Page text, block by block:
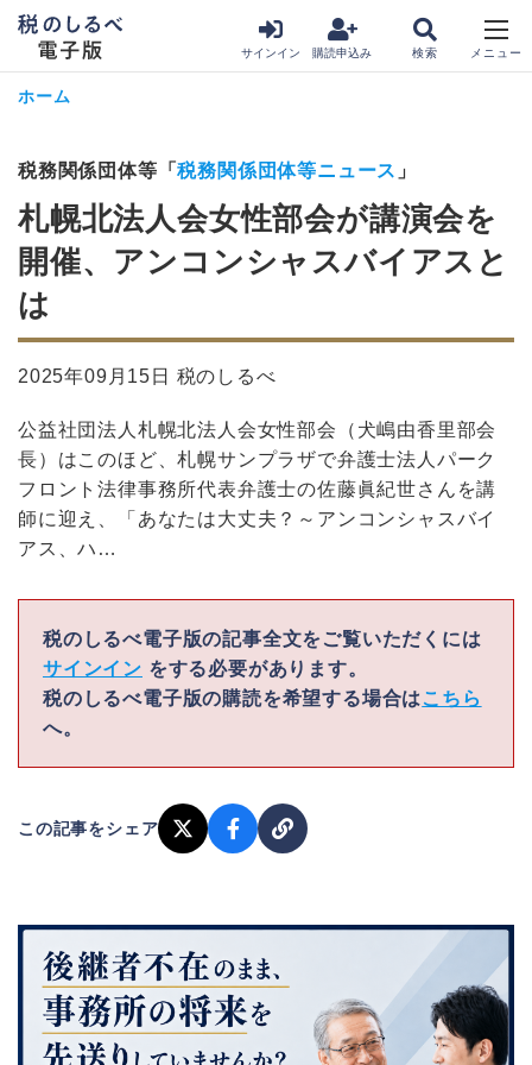
サインイン 購読申込み
ホーム
税務関係団体等「税務関係団体等ニュース 」
札幌北法人会女性部会が講演会を
開催、アンコンシャスバイアスと
は
2025年09月15日 税のしるべ
公益社団法人札幌北法人会女性部会（犬嶋由香里部会
長）はこのほど、札幌サンプラザで弁護士法人パーク
フロント法律事務所代表弁護士の佐藤眞紀世さんを講
師に迎え、「あなたは大丈夫？～アンコンシャスバイ
アス、ハ…
税のしるべ電子版の記事全文をご覧いただくには
サインイン をする必要があります。
税のしるべ電子版の購読を希望する場合は こちら
へ。
この記事をシェア